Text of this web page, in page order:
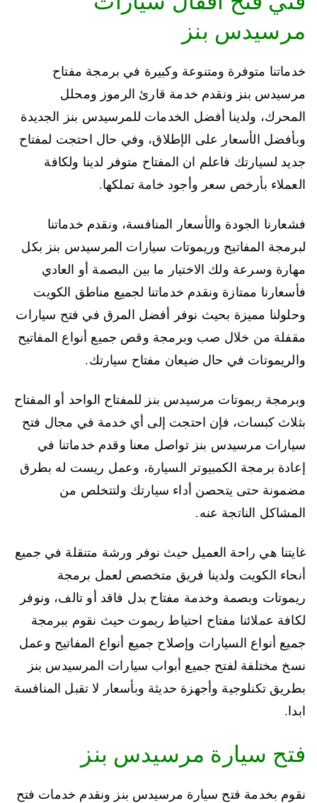
مرسيدس بنز
خدماتنا متوفرة ومتنوعة وكبيرة في برمجة مفتاح
مرسيدس بنز ونقدم خدمة قارئ الرموز ومحلل
المحرك، ولدينا أفضل الخدمات للمرسيدس بنز الجديدة
وبأفضل الأسعار على الإطلاق، وفي حال احتجت لمفتاح
جديد لسيارتك فاعلم ان المفتاح متوفر لدينا ولكافة
العملاء بأرخص سعر وأجود خامة تملكها.
فشعارنا الجودة والأسعار المنافسة، ونقدم خدماتنا
لبرمجة المفاتيح وريموتات سيارات المرسيدس بنز بكل
مهارة وسرعة ولك الاختيار ما بين البصمة أو العادي
فأسعارنا ممتازة ونقدم خدماتنا لجميع مناطق الكويت
وحلولنا مميزة بحيث نوفر أفضل المرق في فتح سيارات
مقفلة من خلال صب وبرمجة وقص جميع أنواع المفاتيح
والريموتات في حال ضيعان مفتاح سيارتك.
وبرمجة ريموتات مرسيدس بنز للمفتاح الواحد أو المفتاح
بثلاث كبسات، فإن احتجت إلى أي خدمة في مجال فتح
سيارات مرسيدس بنز تواصل معنا وقدم خدماتنا في
إعادة برمجة الكمبيوتر السيارة، وعمل ريست له بطرق
مضمونة حتى يتحصن أداء سيارتك ولتتخلص من
المشاكل الناتجة عنه.
غايتنا هي راحة العميل حيث نوفر ورشة متنقلة في جميع
أنحاء الكويت ولدينا فريق متخصص لعمل برمجة
ريموتات وبصمة وخدمة مفتاح بدل فاقد أو تالف، ونوفر
لكافة عملائنا مفتاح احتياط ريموت حيث نقوم ببرمجة
جميع أنواع السيارات وإصلاح جميع أنواع المفاتيح وعمل
نسخ مختلفة لفتح جميع أبواب سيارات المرسيدس بنز
بطريق تكنلوجية وأجهزة حديثة وبأسعار لا تقبل المنافسة
ابدا.
فتح سيارة مرسيدس بنز
نقوم بخدمة فتح سيارة مرسيدس بنز ونقدم خدمات فتح